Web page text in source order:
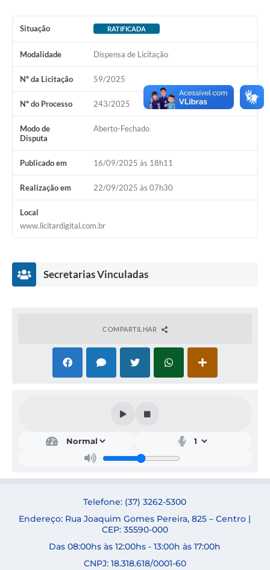
A Prefeitura
Sala Mineira do Empreendedor
PAD
MROSC - Parcerias
Legislação
Links
Situação RATIFICADA
Modalidade Dispensa de Licitação
Nº da Licitação 59/2025
Nº do Processo 243/2025
Modo de
Disputa
Aberto-Fechado
Publicado em 16/09/2025 às 18h11
Realização em 22/09/2025 às 07h30
Local
www.licitardigital.com.br
Secretarias Vinculadas
etar
A
COMPARTILHAR
Telefone: (37) 3262-5300
Endereço: Rua Joaquim Gomes Pereira, 825 – Centro |
CEP: 35590-000
Das 08:00hs às 12:00hs - 13:00h às 17:00h
CNPJ: 18.318.618/0001-60